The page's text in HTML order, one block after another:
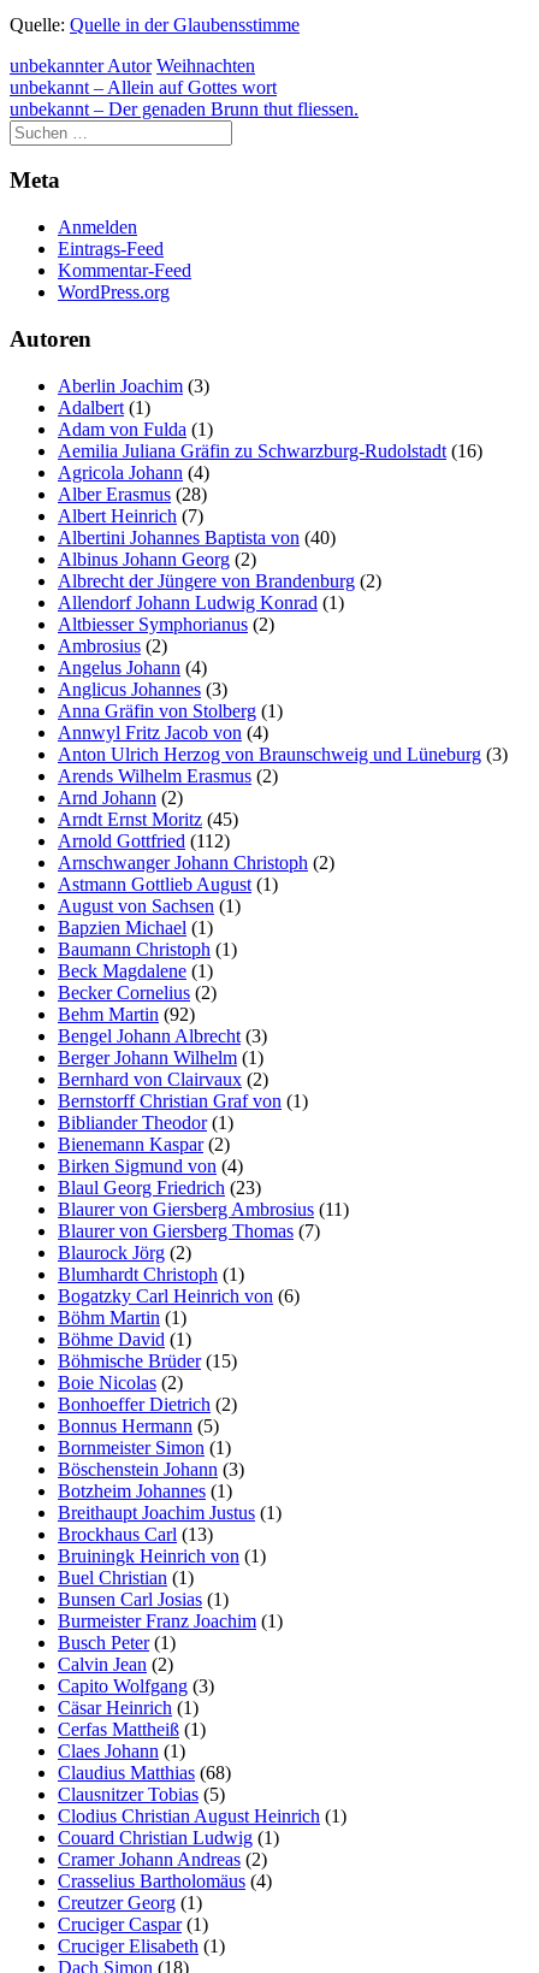
Quelle: Quelle in der Glaubensstimme
unbekannter Autor Weihnachten
Beitragsnavigation
unbekannt – Allein auf Gottes wort
unbekannt – Der genaden Brunn thut fliessen.
Meta
Anmelden
Eintrags-Feed
Kommentar-Feed
WordPress.org
Autoren
Aberlin Joachim (3)
Adalbert (1)
Adam von Fulda (1)
Aemilia Juliana Gräfin zu Schwarzburg-Rudolstadt (16)
Agricola Johann (4)
Alber Erasmus (28)
Albert Heinrich (7)
Albertini Johannes Baptista von (40)
Albinus Johann Georg (2)
Albrecht der Jüngere von Brandenburg (2)
Allendorf Johann Ludwig Konrad (1)
Altbiesser Symphorianus (2)
Ambrosius (2)
Angelus Johann (4)
Anglicus Johannes (3)
Anna Gräfin von Stolberg (1)
Annwyl Fritz Jacob von (4)
Anton Ulrich Herzog von Braunschweig und Lüneburg (3)
Arends Wilhelm Erasmus (2)
Arnd Johann (2)
Arndt Ernst Moritz (45)
Arnold Gottfried (112)
Arnschwanger Johann Christoph (2)
Astmann Gottlieb August (1)
August von Sachsen (1)
Bapzien Michael (1)
Baumann Christoph (1)
Beck Magdalene (1)
Becker Cornelius (2)
Behm Martin (92)
Bengel Johann Albrecht (3)
Berger Johann Wilhelm (1)
Bernhard von Clairvaux (2)
Bernstorff Christian Graf von (1)
Bibliander Theodor(1)
Bienemann Kaspar(2)
Birken Sigmund von (4)
Blaul Georg Friedrich (23)
Blaurer von Giersberg Ambrosius (11)
Blaurer von Giersberg Thomas (7)
Blaurock Jörg (2)
Blumhardt Christoph (1)
Bogatzky Carl Heinrich von (6)
Böhm Martin (1)
Böhme David (1)
Böhmische Brüder(15)
Boie Nicolas (2)
Bonhoeffer Dietrich (2)
Bonnus Hermann (5)
Bornmeister Simon (1)
Böschenstein Johann (3)
Botzheim Johannes (1)
Breithaupt Joachim Justus (1)
Brockhaus Carl (13)
Bruiningk Heinrich von (1)
Buel Christian (1)
Bunsen Carl Josias (1)
Burmeister Franz Joachim (1)
Busch Peter(1)
Calvin Jean (2)
Capito Wolfgang (3)
Cäsar Heinrich (1)
Cerfas Mattheiß (1)
Claes Johann (1)
Claudius Matthias (68)
Clausnitzer Tobias (5)
Clodius Christian August Heinrich (1)
Couard Christian Ludwig (1)
Cramer Johann Andreas (2)
Crasselius Bartholomäus (4)
Creutzer Georg (1)
Cruciger Caspar(1)
Cruciger Elisabeth (1)
Dach Simon (18)